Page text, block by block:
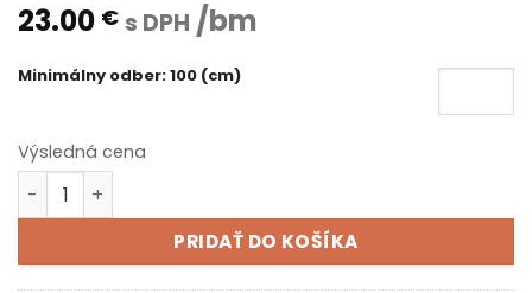
23.00 € s DPH /bm
Minimálny odber: 100 (cm)
Výsledná cena
množstvo TORRE 020
PRIDAŤ DO KOŠÍKA